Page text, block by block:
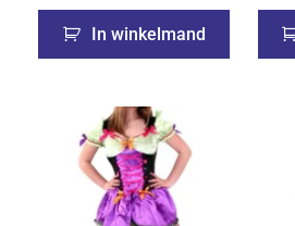
In winkelmand